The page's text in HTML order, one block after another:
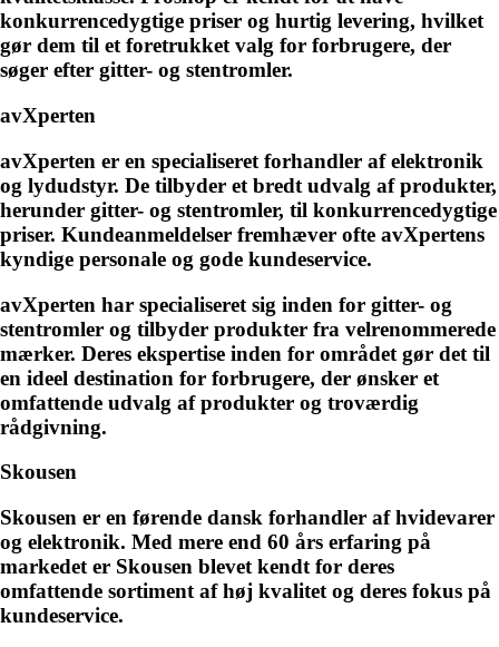
konkurrencedygtige priser og hurtig levering, hvilket
gør dem til et foretrukket valg for forbrugere, der
søger efter gitter- og stentromler.
avXperten
avXperten er en specialiseret forhandler af elektronik
og lydudstyr. De tilbyder et bredt udvalg af produkter,
herunder gitter- og stentromler, til konkurrencedygtige
priser. Kundeanmeldelser fremhæver ofte avXpertens
kyndige personale og gode kundeservice.
avXperten har specialiseret sig inden for gitter- og
stentromler og tilbyder produkter fra velrenommerede
mærker. Deres ekspertise inden for området gør det til
en ideel destination for forbrugere, der ønsker et
omfattende udvalg af produkter og troværdig
rådgivning.
Skousen
Skousen er en førende dansk forhandler af hvidevarer
og elektronik. Med mere end 60 års erfaring på
markedet er Skousen blevet kendt for deres
omfattende sortiment af høj kvalitet og deres fokus på
kundeservice.